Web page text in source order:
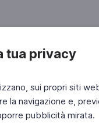
tua privacy
sui propri siti
la navigazione e,
pubblicità mirata.